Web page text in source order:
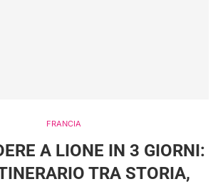
FRANCIA
A LIONE IN 3 GIORNI:
TRA STORIA,